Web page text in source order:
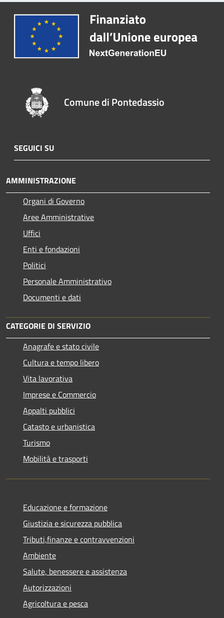
Comune di Pontedassio
SEGUICI SU
AMMINISTRAZIONE
Organi di Governo
Aree Amministrative
Uffici
Enti e fondazioni
Politici
Personale Amministrativo
Documenti e dati
CATEGORIE DI SERVIZIO
Anagrafe e stato civile
Cultura e tempo libero
Vita lavorativa
Imprese e Commercio
Appalti pubblici
Catasto e urbanistica
Turismo
Mobilità e trasporti
Educazione e formazione
Giustizia e sicurezza pubblica
Tributi,finanze e contravvenzioni
Ambiente
Salute, benessere e assistenza
Autorizzazioni
Agricoltura e pesca